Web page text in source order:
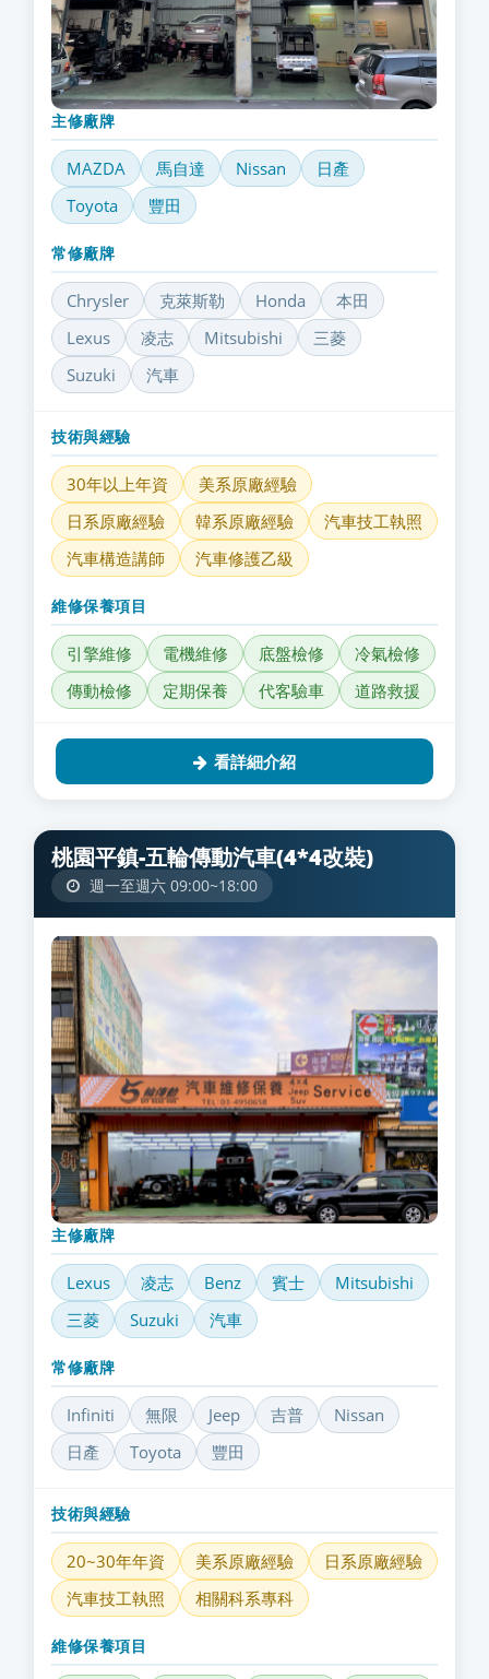
主修廠牌
MAZDA 馬自達 Nissan
日產
Toyota
豐田
常修廠牌
Chrysler 克萊斯勒 Honda
本田
Lexus
凌志 Mitsubishi
三菱
Suzuki
汽車
技術與經驗
30年以上年資
美系原廠經驗
日系原廠經驗
韓系原廠經驗
汽車技工執照
汽車構造講師
汽車修護乙級
維修保養項目
引擎維修 電機維修 底盤檢修
冷氣檢修
傳動檢修
定期保養 代客驗車 道路救援
看詳細介紹
桃園平鎮-五輪傳動汽車(4*4改裝)
週一至週六 09:00~18:00
主修廠牌
Lexus 凌志 Benz 賓士
Mitsubishi
三菱
Suzuki 汽車
常修廠牌
Infiniti 無限 Jeep 吉普
Nissan
日產
Toyota 豐田
技術與經驗
20~30年年資 美系原廠經驗
日系原廠經驗
汽車技工執照
相關科系專科
維修保養項目